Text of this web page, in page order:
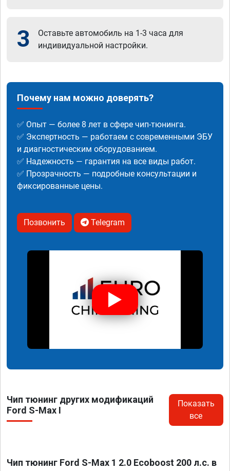
3
Оставьте автомобиль на 1-3 часа для
индивидуальной настройки.
Почему нам можно доверять?
✅ Опыт — более 8 лет в сфере чип-тюнинга.
✅ Экспертность — работаем с современными ЭБУ
и диагностическим оборудованием.
✅ Надежность — гарантия на все виды работ.
✅ Прозрачность — подробные консультации и
фиксированные цены.
Позвонить Telegram
Чип тюнинг других модификаций
Ford S-Max I
Показать
все
Чип тюнинг Ford S-Max 1 2.0 Ecoboost 200 л.с. в